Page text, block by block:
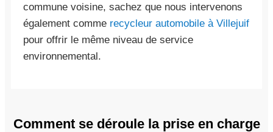
commune voisine, sachez que nous intervenons
également comme recycleur automobile à Villejuif
pour offrir le même niveau de service
environnemental.
Comment se déroule la prise en charge